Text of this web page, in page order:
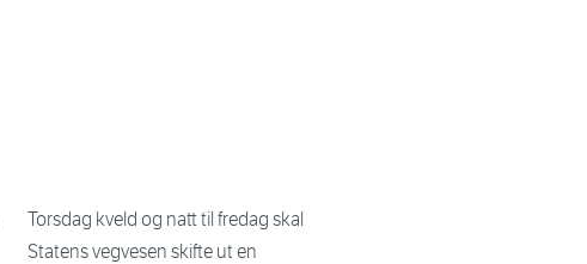
Torsdag kveld og natt til fredag skal
Statens vegvesen skifte ut en